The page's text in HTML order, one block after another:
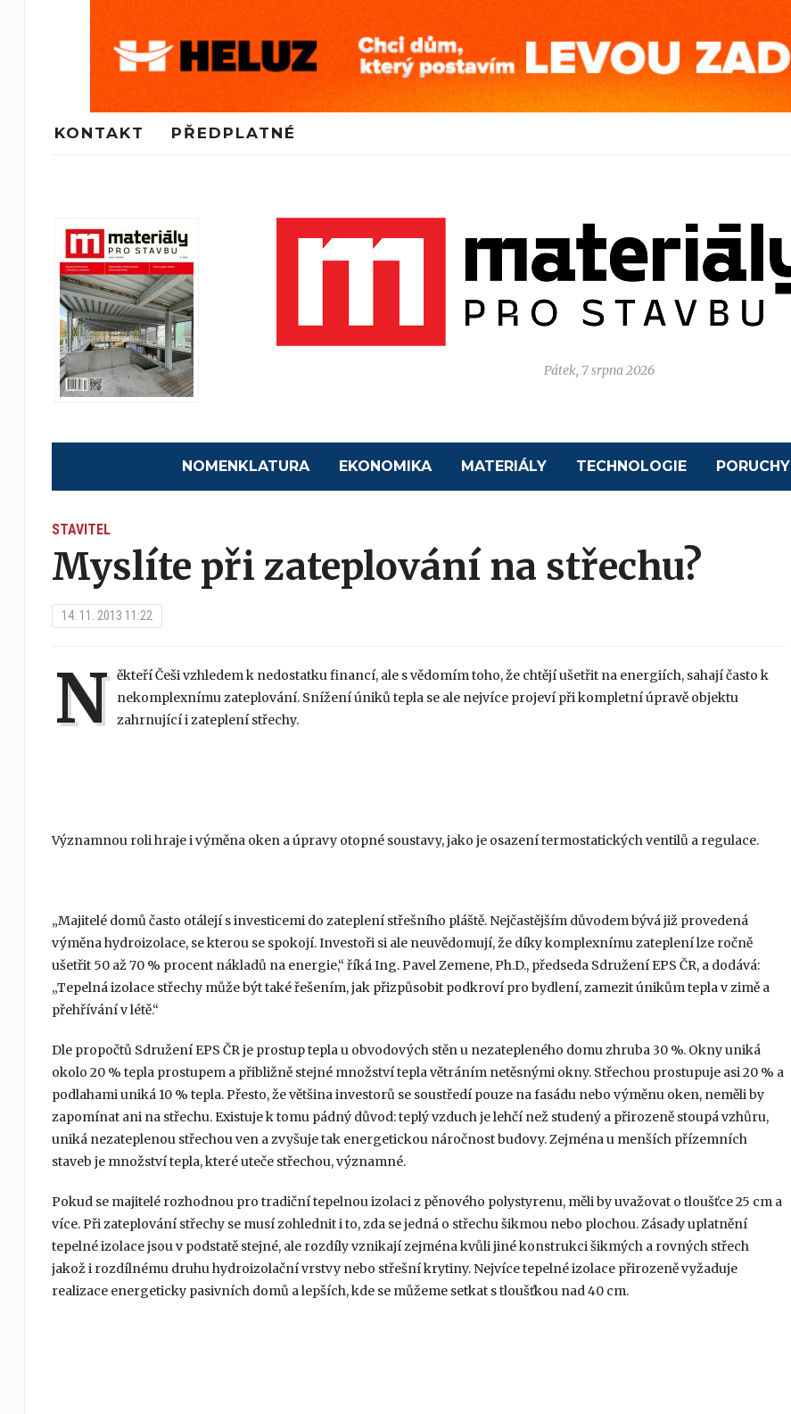
KONTAKT PŘEDPLATNÉ
Pátek, 7 srpna 2026
NOMENKLATURA EKONOMIKA MATERIÁLY TECHNOLOGIE PORUCHY
STAVITEL
Myslíte při zateplování na střechu?
14. 11. 2013 11:22
N ěkteří Češi vzhledem k nedostatku financí, ale s vědomím toho, že chtějí ušetřit na energiích, sahají často k
nekomplexnímu zateplování. Snížení úniků tepla se ale nejvíce projeví při kompletní úpravě objektu
zahrnující i zateplení střechy.
Významnou roli hraje i výměna oken a úpravy otopné soustavy, jako je osazení termostatických ventilů a regulace.
„Majitelé domů často otálejí s investicemi do zateplení střešního pláště. Nejčastějším důvodem bývá již provedená
výměna hydroizolace, se kterou se spokojí. Investoři si ale neuvědomují, že díky komplexnímu zateplení lze ročně
ušetřit 50 až 70 % procent nákladů na energie,“ říká Ing. Pavel Zemene, Ph.D., předseda Sdružení EPS ČR, a dodává:
„Tepelná izolace střechy může být také řešením, jak přizpůsobit podkroví pro bydlení, zamezit únikům tepla v zimě a
přehřívání v létě.“
Dle propočtů Sdružení EPS ČR je prostup tepla u obvodových stěn u nezatepleného domu zhruba 30 %. Okny uniká
okolo 20 % tepla prostupem a přibližně stejné množství tepla větráním netěsnými okny. Střechou prostupuje asi 20 % a
podlahami uniká 10 % tepla. Přesto, že většina investorů se soustředí pouze na fasádu nebo výměnu oken, neměli by
zapomínat ani na střechu. Existuje k tomu pádný důvod: teplý vzduch je lehčí než studený a přirozeně stoupá vzhůru,
uniká nezateplenou střechou ven a zvyšuje tak energetickou náročnost budovy. Zejména u menších přízemních
staveb je množství tepla, které uteče střechou, významné.
Pokud se majitelé rozhodnou pro tradiční tepelnou izolaci z pěnového polystyrenu, měli by uvažovat o tloušťce 25 cm a
více. Při zateplování střechy se musí zohlednit i to, zda se jedná o střechu šikmou nebo plochou. Zásady uplatnění
tepelné izolace jsou v podstatě stejné, ale rozdíly vznikají zejména kvůli jiné konstrukci šikmých a rovných střech
jakož i rozdílnému druhu hydroizolační vrstvy nebo střešní krytiny. Nejvíce tepelné izolace přirozeně vyžaduje
realizace energeticky pasivních domů a lepších, kde se můžeme setkat s tloušťkou nad 40 cm.